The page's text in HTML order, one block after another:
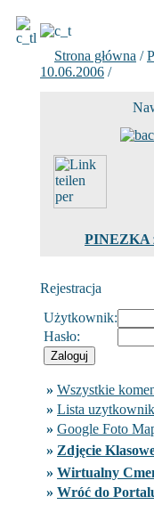
Strona główna /
10.06.2006 /
PINEZKA
Rejestracja
Użytkownik:
Hasło:
» Wszystkie
» Lista
» Google Foto
» Zdjęcie
» Wirtualny
» Wróć do